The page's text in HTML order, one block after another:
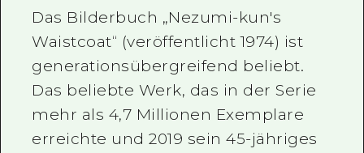
Das Bilderbuch „Nezumi-kun's
Waistcoat“ (veröffentlicht 1974) ist
generationsübergreifend beliebt.
Das beliebte Werk, das in der Serie
mehr als 4,7 Millionen Exemplare
erreichte und 2019 sein 45-jähriges